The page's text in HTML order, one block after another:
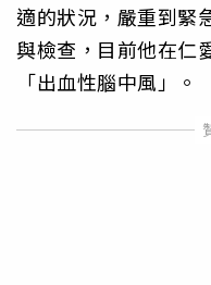
適的狀況，嚴重到緊
與檢查，目前他在仁
「出血性腦中風」。